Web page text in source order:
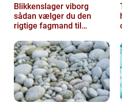
Blikkenslager viborg
sådan vælger du den
rigtige fagmand til